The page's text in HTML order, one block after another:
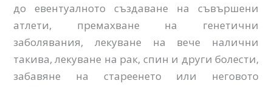
до евентуалното създаване на съвършени
атлети, премахване на генетични
заболявания, лекуване на вече налични
такива, лекуване на рак, спин и други болести,
забавяне на стареенето или неговото